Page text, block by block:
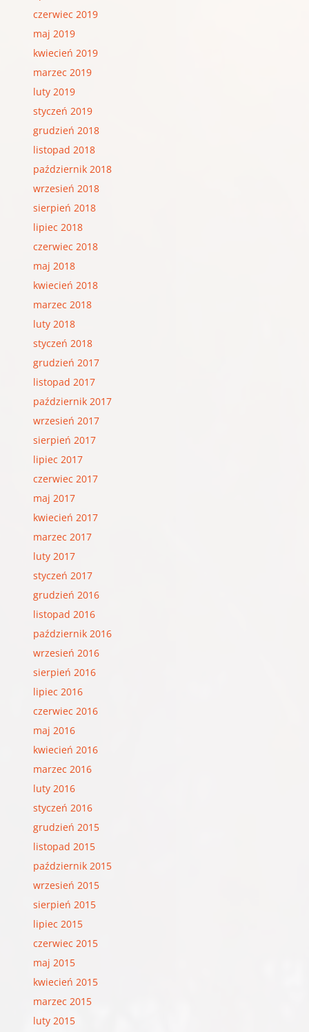
czerwiec 2019
maj 2019
kwiecień 2019
marzec 2019
luty 2019
styczeń 2019
grudzień 2018
listopad 2018
październik 2018
wrzesień 2018
sierpień 2018
lipiec 2018
czerwiec 2018
maj 2018
kwiecień 2018
marzec 2018
luty 2018
styczeń 2018
grudzień 2017
listopad 2017
październik 2017
wrzesień 2017
sierpień 2017
lipiec 2017
czerwiec 2017
maj 2017
kwiecień 2017
marzec 2017
luty 2017
styczeń 2017
grudzień 2016
listopad 2016
październik 2016
wrzesień 2016
sierpień 2016
lipiec 2016
czerwiec 2016
maj 2016
kwiecień 2016
marzec 2016
luty 2016
styczeń 2016
grudzień 2015
listopad 2015
październik 2015
wrzesień 2015
sierpień 2015
lipiec 2015
czerwiec 2015
maj 2015
kwiecień 2015
marzec 2015
luty 2015